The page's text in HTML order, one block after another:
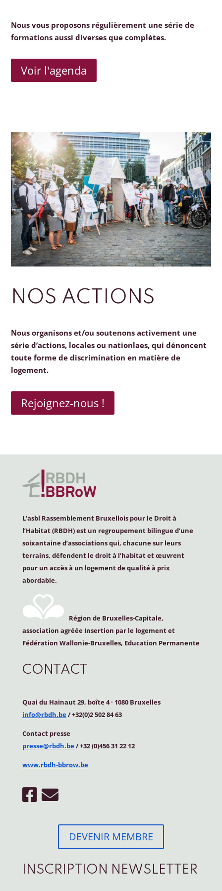
Nous vous proposons régulièrement une série de
formations aussi diverses que complètes.
Voir l'agenda
NOS ACTIONS
Nous organisons et/ou soutenons activement une
série d’actions, locales ou nationlaes, qui dénoncent
toute forme de discrimination en matière de
logement.
Rejoignez-nous !
L’asbl Rassemblement Bruxellois pour le Droit à
l’Habitat (RBDH) est un regroupement bilingue d’une
soixantaine d’associations qui, chacune sur leurs
terrains, défendent le droit à l’habitat et œuvrent
pour un accès à un logement de qualité à prix
abordable.
Région de Bruxelles-Capitale,
association agréée Insertion par le logement et
Fédération Wallonie-Bruxelles, Education Permanente
CONTACT
Quai du Hainaut 29, boîte 4· 1080 Bruxelles
info@rbdh.be/ +32(0)2 502 84 63
Contact presse
presse@rbdh.be/ +32 (0)456 31 22 12
www.rbdh-bbrow.be
DEVENIR MEMBRE
INSCRIPTION NEWSLETTER